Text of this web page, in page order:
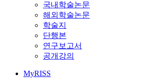
국내학술논문
해외학술논문
학술지
단행본
연구보고서
공개강의
MyRISS